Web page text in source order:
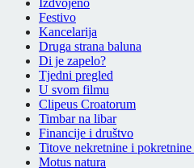
Izdvojeno
Festivo
Kancelarija
Druga strana baluna
Di je zapelo?
Tjedni pregled
U svom filmu
Clipeus Croatorum
Timbar na libar
Financije i društvo
Titove nekretnine i pokretnine
Motus natura